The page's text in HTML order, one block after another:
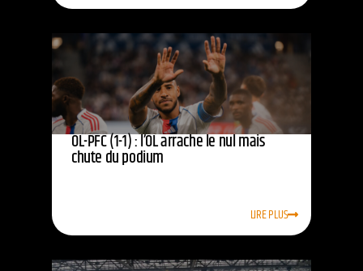
OL-PFC (1-1) : l’OL arrache le nul mais
chute du podium
LIRE PLUS